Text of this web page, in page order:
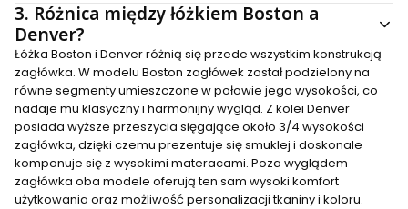
3. Różnica między łóżkiem Boston a
Denver?
Łóżka Boston i Denver różnią się przede wszystkim konstrukcją
zagłówka. W modelu Boston zagłówek został podzielony na
równe segmenty umieszczone w połowie jego wysokości, co
nadaje mu klasyczny i harmonijny wygląd. Z kolei Denver
posiada wyższe przeszycia sięgające około 3/4 wysokości
zagłówka, dzięki czemu prezentuje się smuklej i doskonale
komponuje się z wysokimi materacami. Poza wyglądem
zagłówka oba modele oferują ten sam wysoki komfort
użytkowania oraz możliwość personalizacji tkaniny i koloru.